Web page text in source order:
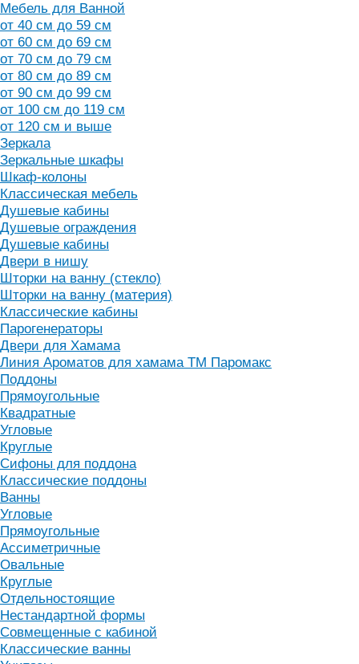
Мебель для Ванной
от 40 см до 59 см
от 60 см до 69 см
от 70 см до 79 см
от 80 см до 89 см
от 90 см до 99 см
от 100 см до 119 см
от 120 см и выше
Зеркала
Зеркальные шкафы
Шкаф-колоны
Классическая мебель
Душевые кабины
Душевые ограждения
Душевые кабины
Двери в нишу
Шторки на ванну (стекло)
Шторки на ванну (материя)
Классические кабины
Парогенераторы
Двери для Хамама
Линия Ароматов для хамама ТМ Паромакс
Поддоны
Прямоугольные
Квадратные
Угловые
Круглые
Сифоны для поддона
Классические поддоны
Ванны
Угловые
Прямоугольные
Ассиметричные
Овальные
Круглые
Отдельностоящие
Нестандартной формы
Совмещенные с кабиной
Классические ванны